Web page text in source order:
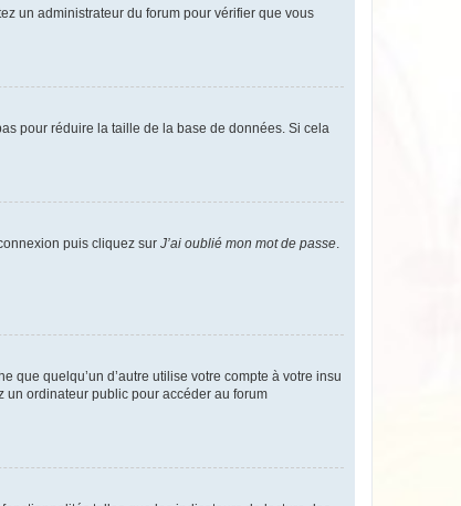
un administrateur du forum pour vérifier que vous
pour réduire la taille de la base de données. Si cela
puis cliquez sur J’ai oublié mon mot de passe
que quelqu’un d’autre utilise votre compte à votre insu
un ordinateur public pour accéder au forum